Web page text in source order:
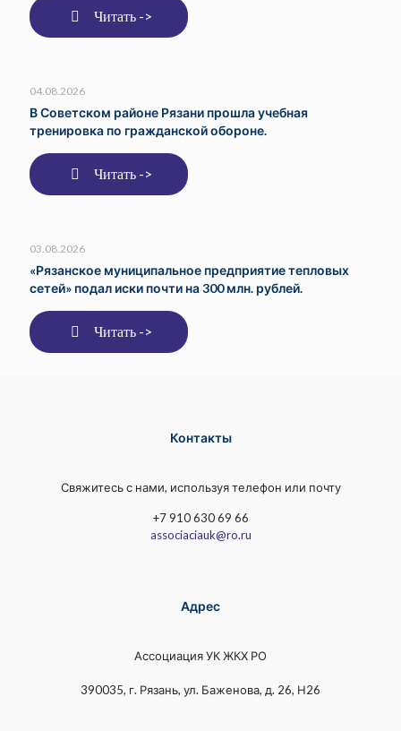
Читать ->
04.08.2026
В Советском районе Рязани прошла учебная
тренировка по гражданской обороне.
Читать ->
03.08.2026
«Рязанское муниципальное предприятие тепловых
сетей» подал иски почти на 300 млн. рублей.
Читать ->
Контакты
Свяжитесь с нами, используя телефон или почту
+7 910 630 69 66
associaciauk@ro.ru
Адрес
Ассоциация УК ЖКХ РО
390035, г. Рязань, ул. Баженова, д. 26, Н26